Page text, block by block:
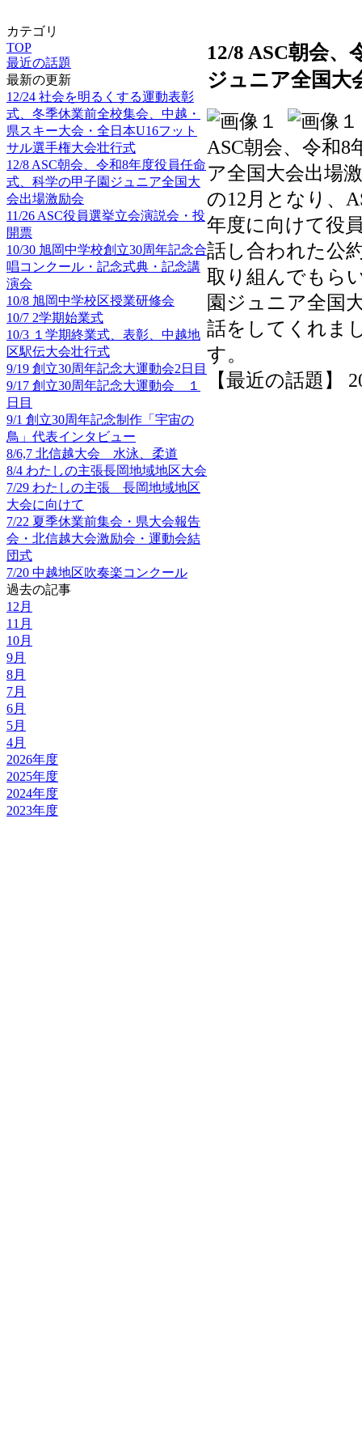
カテゴリ
TOP
最近の話題
最新の更新
12/24 社会を明るくする運動表彰
式、冬季休業前全校集会、中越・
県スキー大会・全日本U16フット
サル選手権大会壮行式
12/8 ASC朝会、令和8年度役員任命
式、科学の甲子園ジュニア全国大
会出場激励会
11/26 ASC役員選挙立会演説会・投
開票
10/30 旭岡中学校創立30周年記念合
唱コンクール・記念式典・記念講
演会
10/8 旭岡中学校区授業研修会
10/7 2学期始業式
10/3 １学期終業式、表彰、中越地
区駅伝大会壮行式
9/19 創立30周年記念大運動会2日目
9/17 創立30周年記念大運動会 １
日目
9/1 創立30周年記念制作「宇宙の
鳥」代表インタビュー
8/6,7 北信越大会 水泳、柔道
8/4 わたしの主張長岡地域地区大会
7/29 わたしの主張 長岡地域地区
大会に向けて
7/22 夏季休業前集会・県大会報告
会・北信越大会激励会・運動会結
団式
7/20 中越地区吹奏楽コンクール
過去の記事
12月
11月
10月
9月
8月
7月
6月
5月
4月
2026年度
2025年度
2024年度
2023年度
12/8 ASC朝会、
ジュニア全国大
ASC朝会、令和8
ア全国大会出場
の12月となり、
年度に向けて役
話し合われた公
取り組んでもら
園ジュニア全国
話をしてくれま
す。
【最近の話題】